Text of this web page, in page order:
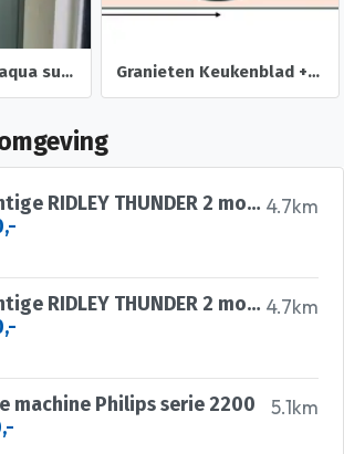
Keukenfrontjes aqua supermat laklaminaat Keukensale Granieten Keukenblad + Wasbak (al gedemonteerd)
4.7km
Prachtige RIDLEY THUNDER 2 mountainbike tandem
4.7km
Prachtige RIDLEY THUNDER 2 mountainbike tandem
5.1km
machine Philips serie 2200